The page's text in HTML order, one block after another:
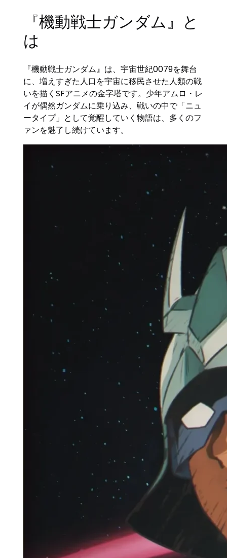
『機動戦士ガンダム』と
は
『機動戦士ガンダム』は、宇宙世紀0079を舞台
に、増えすぎた人口を宇宙に移民させた人類の戦
いを描くSFアニメの金字塔です。少年アムロ・レ
イが偶然ガンダムに乗り込み、戦いの中で「ニュ
ータイプ」として覚醒していく物語は、多くのフ
ァンを魅了し続けています。